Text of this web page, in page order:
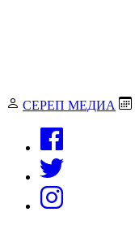
СЕРЕП МЕДИА